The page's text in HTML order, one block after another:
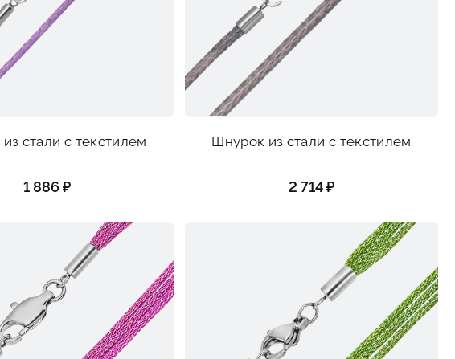
стали с текстилем
1 886 ₽
Шнурок из стали с текстилем
2 714 ₽